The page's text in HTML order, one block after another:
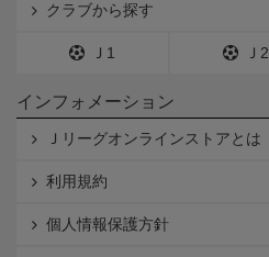
クラブから探す
Ｊ1 Ｊ2
インフォメーション
Ｊリーグオンラインストアとは
利用規約
個人情報保護方針